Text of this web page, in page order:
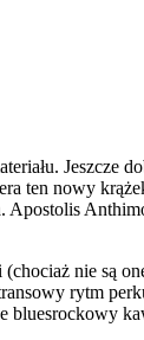
nowy
nie są
rytm